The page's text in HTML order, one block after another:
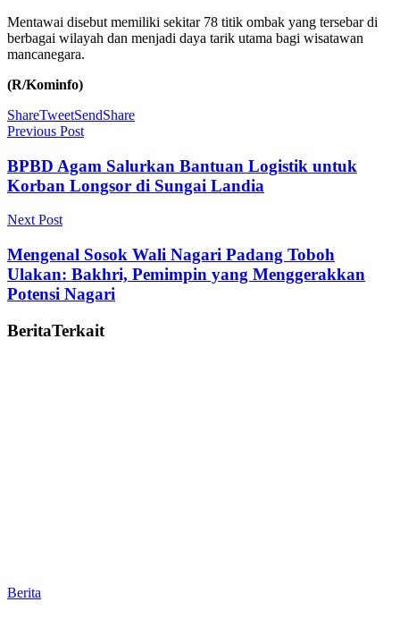
Mentawai disebut memiliki sekitar 78 titik ombak yang tersebar di
berbagai wilayah dan menjadi daya tarik utama bagi wisatawan
mancanegara.
(R/Kominfo)
ShareTweetSendShare
Previous Post
BPBD Agam Salurkan Bantuan Logistik untuk
Korban Longsor di Sungai Landia
Next Post
Mengenal Sosok Wali Nagari Padang Toboh
Ulakan: Bakhri, Pemimpin yang Menggerakkan
Potensi Nagari
BeritaTerkait
Berita